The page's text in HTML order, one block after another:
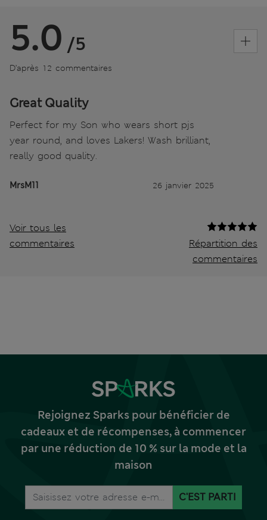
5.0 /5
D’après 12 commentaires
Great Quality
Perfect for my Son who wears short pjs
year round, and loves Lakers! Wash brilliant,
really good quality.
MrsM11 26 janvier 2025
Voir tous les
commentaires
Répartition des
commentaires
Rejoignez Sparks pour bénéficier de
cadeaux et de récompenses, à commencer
par une réduction de 10 % sur la mode et la
maison
C'EST PARTI